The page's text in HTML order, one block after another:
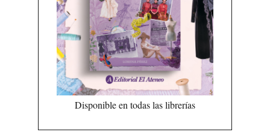
Disponible en todas las librerías